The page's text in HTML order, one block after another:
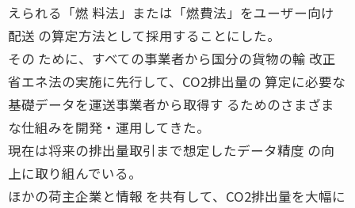
えられる「燃 料法」または「燃費法」をユーザー向け
配送 の算定方法として採用することにした。
その ために、すべての事業者から国分の貨物の輸 改正
省エネ法の実施に先行して、CO2排出量の 算定に必要な
基礎データを運送事業者から取得す るためのさまざま
な仕組みを開発・運用してきた。
現在は将来の排出量取引まで想定したデータ精度 の向
上に取り組んでいる。
ほかの荷主企業と情報 を共有して、CO2排出量を大幅に